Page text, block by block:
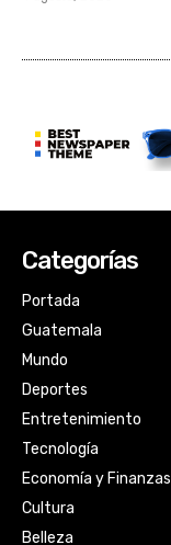
Categorías
Portada
Guatemala
Mundo
Deportes
Entretenimiento
Tecnología
Economía y Finanzas
Cultura
Belleza